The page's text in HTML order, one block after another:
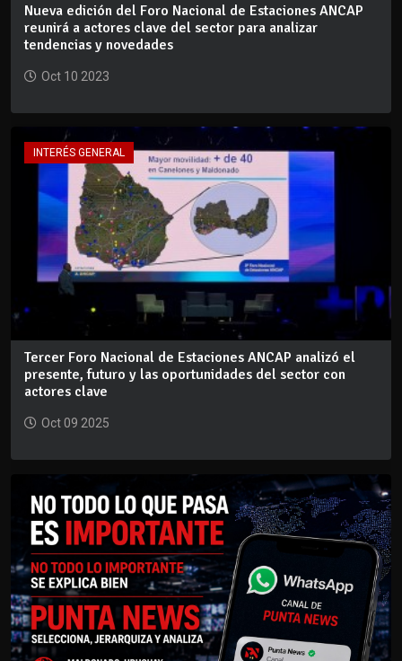
Nueva edición del Foro Nacional de Estaciones ANCAP
reunirá a actores clave del sector para analizar
tendencias y novedades
Oct 10 2023
INTERÉS GENERAL
Tercer Foro Nacional de Estaciones ANCAP analizó el
presente, futuro y las oportunidades del sector con
actores clave
Oct 09 2025